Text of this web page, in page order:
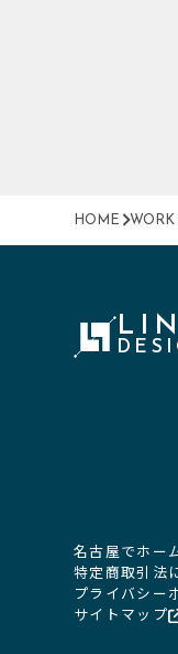
HOME WORK
名古屋でホー
特定商取引法
プライバシー
サイトマップ